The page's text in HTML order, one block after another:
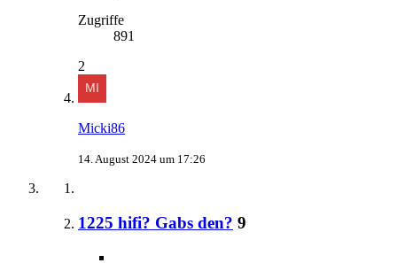
Zugriffe
891
2
Micki86
14. August 2024 um 17:26
1225 hifi? Gabs den? 9